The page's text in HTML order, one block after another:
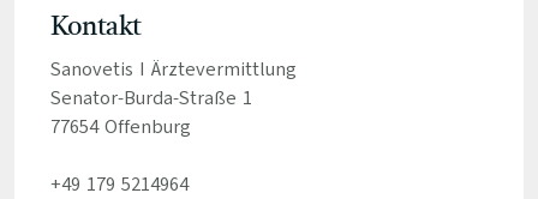
Kontakt
Sanovetis I Ärztevermittlung
Senator-Burda-Straße 1
77654 Offenburg
+49 179 5214964